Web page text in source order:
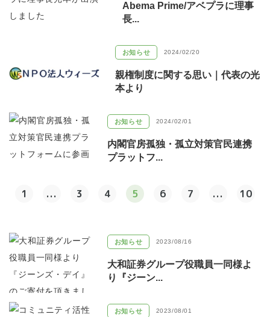
Abema Prime/アベプラに理事
長...
お知らせ 2024/02/20
親権制度に関する思い｜代表の光
本より
お知らせ 2024/02/01
内閣官房孤独・孤立対策官民連携
プラットフ...
1 ... 3 4 5 6 7 ... 10
お知らせ 2023/08/16
大和証券グループ役職員一同様よ
り『ジーン...
お知らせ 2023/08/01